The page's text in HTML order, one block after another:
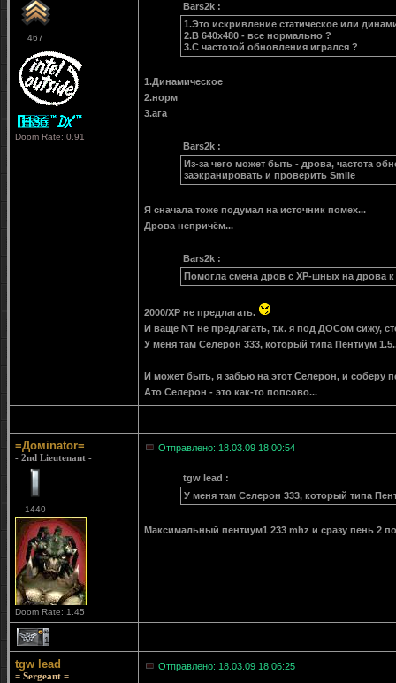
467
Doom Rate: 0.91
Bars2k :
1.Это искривление статическое или
2.В 640х480 - все нормально ?
3.С частотой обновления игрался ?
1.Динамическое
2.норм
3.ага
Bars2k :
Из-за чего может быть - дрова, частота
заэкранировать и проверить Smile
Я сначала тоже подумал на источник помех...
Дрова непричём...
Bars2k :
Помогла смена дров с ХР-шных на дрова к
2000/XP не предлагать.
И ваще NT не предлагать, т.к. я под ДОСом сижу,
У меня там Селерон 333, который типа Пентиум
И может быть, я забью на этот Селерон, и соберу
Ато Селерон - это как-то попсово...
=Домinator=
- 2nd Lieutenant -
1440
Doom Rate: 1.45
Отправлено: 18.03.09 18:00:54
tgw lead :
У меня там Селерон 333, который типа
Максимальный пентиум1 233 mhz и сразу пень 2
1
tgw lead
= Sergeant =
Отправлено: 18.03.09 18:06:25